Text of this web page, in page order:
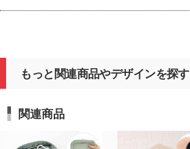
もっと関連商品やデザインを探す
関連商品